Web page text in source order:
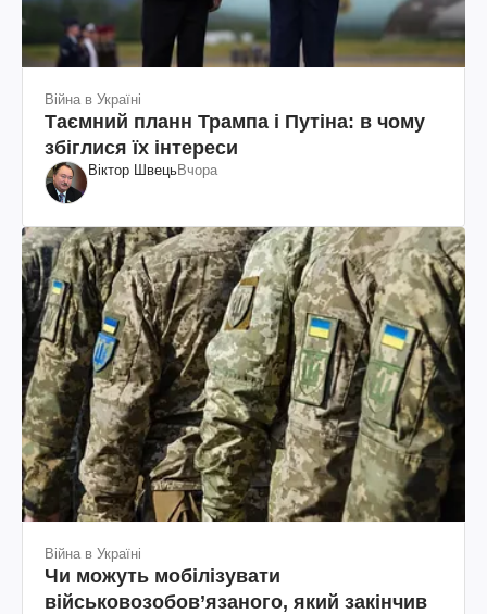
Війна в Україні
Таємний планн Трампа і Путіна: в чому
збіглися їх інтереси
Віктор ШвецьВчора
Війна в Україні
Чи можуть мобілізувати
військовозобов’язаного, який закінчив